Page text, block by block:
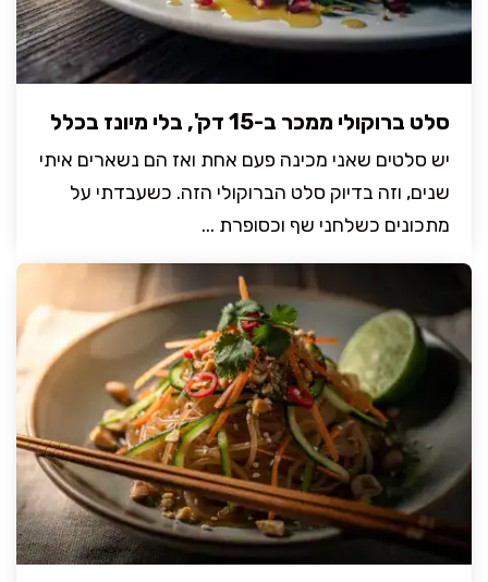
סלט ברוקולי ממכר ב-15 דק', בלי מיונז בכלל
יש סלטים שאני מכינה פעם אחת ואז הם נשארים איתי
שנים, וזה בדיוק סלט הברוקולי הזה. כשעבדתי על
מתכונים כשלחני שף וכסופרת ...